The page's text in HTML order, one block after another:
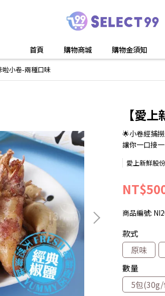
首頁 購物商城 購物金須知
小卷-兩種口味
【愛
🌟小卷經捕
讓你一口接一
愛上新鮮股
商品編號:
款式
原味
數量
5包(30g/